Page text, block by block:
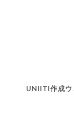
UNIITI作成ウ